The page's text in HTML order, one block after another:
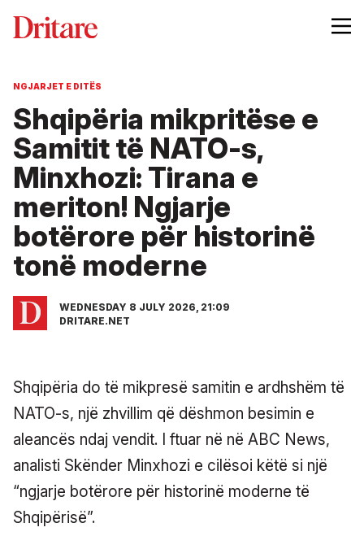
NGJARJET E DITËS
Shqipëria mikpritëse e
Samitit të NATO-s,
Minxhozi: Tirana e
meriton! Ngjarje
botërore për historinë
tonë moderne
WEDNESDAY 8 JULY 2026, 21:09
DRITARE.NET
Shqipëria do të mikpresë samitin e ardhshëm të
NATO-s, një zhvillim që dëshmon besimin e
aleancës ndaj vendit. I ftuar në në ABC News,
analisti Skënder Minxhozi e cilësoi këtë si një
“ngjarje botërore për historinë moderne të
Shqipërisë”.